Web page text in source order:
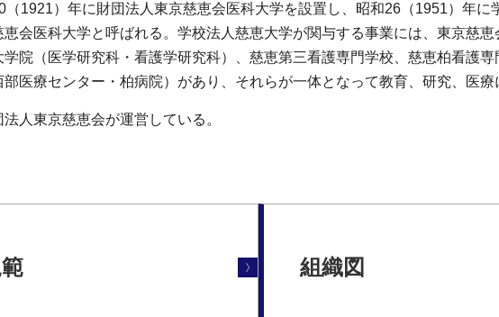
1921）年に財団法人東京慈恵会医科大学を設置し、昭和26（1951）年に
会医科大学と呼ばれる。学校法人慈恵大学が関与する事業には、東京慈
院（医学研究科・看護学研究科）、慈恵第三看護専門学校、慈恵柏看護
部医療センター・柏病院）があり、それらが一体となって教育、研究、医療
人東京慈恵会が運営している。
組織図